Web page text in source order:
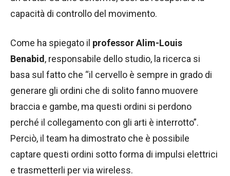
capacità di controllo del movimento.
Come ha spiegato il professor Alim-Louis
Benabid , responsabile dello studio, la ricerca si
basa sul fatto che “il cervello è sempre in grado di
generare gli ordini che di solito fanno muovere
braccia e gambe, ma questi ordini si perdono
perché il collegamento con gli arti è interrotto”.
Perciò, il team ha dimostrato che è possibile
captare questi ordini sotto forma di impulsi elettrici
e trasmetterli per via wireless.